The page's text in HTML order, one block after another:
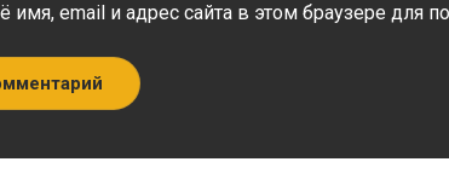
имя, email и адрес сайта в этом браузере для